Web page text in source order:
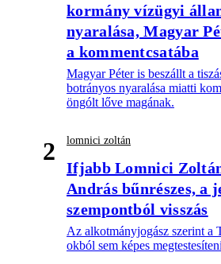
kormány vízügyi
nyaralása, Magyar
a kommentcsatába
Magyar Péter is beszállt a
botrányos nyaralása miatti
öngólt lőve magának.
2 lomnici zoltán
Ifjabb Lomnici
András bűnrészes, a
szempontból visszás
Az alkotmányjogász szerint a
okból sem képes